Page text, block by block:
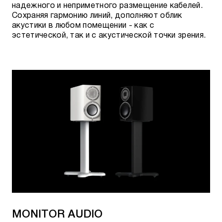
SureGrip 300 Spade Gold (40)
SureGrip 300 Spade Silver (4)
ПЕРЕХОДНИКИ И РАЗВЕТВИТЕЛИ
AUDIOQUEST
AudioQuest FLX-X RCA (M22F)
надежного и неприметного размещение кабелей.
Сохраняя гармонию линий, дополняют облик
акустики в любом помещении - как с
эстетической, так и с акустической точки зрения.
MONITOR AUDIO